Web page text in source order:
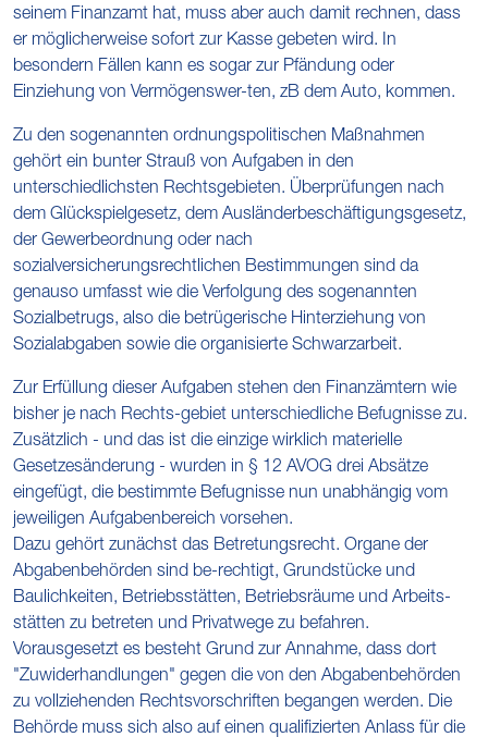
seinem Finanzamt hat, muss aber auch damit rechnen, dass
er möglicherweise sofort zur Kasse gebeten wird. In
besondern Fällen kann es sogar zur Pfändung oder
Einziehung von Vermögenswer-ten, zB dem Auto, kommen.
Zu den sogenannten ordnungspolitischen Maßnahmen
gehört ein bunter Strauß von Aufgaben in den
unterschiedlichsten Rechtsgebieten. Überprüfungen nach
dem Glückspielgesetz, dem Ausländerbeschäftigungsgesetz,
der Gewerbeordnung oder nach
sozialversicherungsrechtlichen Bestimmungen sind da
genauso umfasst wie die Verfolgung des sogenannten
Sozialbetrugs, also die betrügerische Hinterziehung von
Sozialabgaben sowie die organisierte Schwarzarbeit.
Zur Erfüllung dieser Aufgaben stehen den Finanzämtern wie
bisher je nach Rechts-gebiet unterschiedliche Befugnisse zu.
Zusätzlich - und das ist die einzige wirklich materielle
Gesetzesänderung - wurden in § 12 AVOG drei Absätze
eingefügt, die bestimmte Befugnisse nun unabhängig vom
jeweiligen Aufgabenbereich vorsehen.
Dazu gehört zunächst das Betretungsrecht. Organe der
Abgabenbehörden sind be-rechtigt, Grundstücke und
Baulichkeiten, Betriebsstätten, Betriebsräume und Arbeits-
stätten zu betreten und Privatwege zu befahren.
Vorausgesetzt es besteht Grund zur Annahme, dass dort
"Zuwiderhandlungen" gegen die von den Abgabenbehörden
zu vollziehenden Rechtsvorschriften begangen werden. Die
Behörde muss sich also auf einen qualifizierten Anlass für die